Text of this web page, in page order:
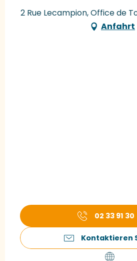
2 Rue Lecampion, Office de
Anfahrt
02 33 91 30
Kontaktieren